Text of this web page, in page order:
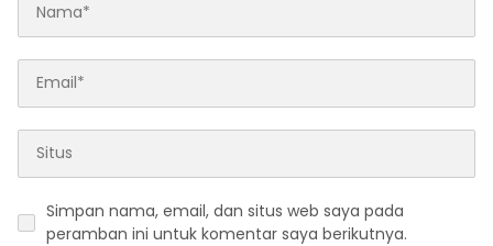
Simpan nama, email, dan situs web saya pada
peramban ini untuk komentar saya berikutnya.